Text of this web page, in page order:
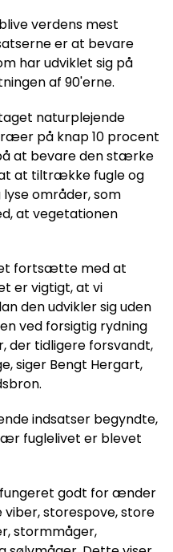
verdens mest
er at bevare
har udviklet sig på
af 90'erne.
naturplejende
på knap 10 procent
at bevare den stærke
at tiltrække fugle og
områder, som
at vegetationen
fortsætte med at
er vigtigt, at vi
den udvikler sig uden
ved forsigtig rydning
der tidligere forsvandt,
siger Bengt Hergart,
indsatser begyndte,
fuglelivet er blevet
godt for ænder
storespove, store
stormmåger,